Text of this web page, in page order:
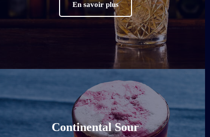
En savoir plus
Continental Sour